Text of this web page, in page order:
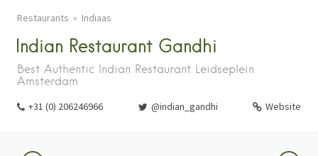
Restaurants Indiaas
Indian Restaurant Gandhi
Best Authentic Indian Restaurant Leidseplein
Amsterdam
+31 (0) 206246966 @indian_gandhi Website
FACEBOOK
TWITTER